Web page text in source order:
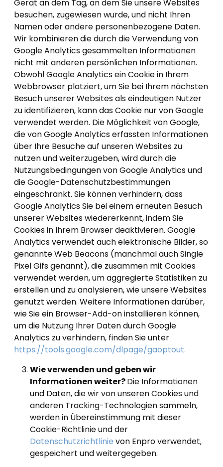
Gerät an dem Tag, an dem Sie unsere Websites
besuchen, zugewiesen wurde, und nicht Ihren
Namen oder andere personenbezogene Daten.
Wir kombinieren die durch die Verwendung von
Google Analytics gesammelten Informationen
nicht mit anderen persönlichen Informationen.
Obwohl Google Analytics ein Cookie in Ihrem
Webbrowser platziert, um Sie bei Ihrem nächsten
Besuch unserer Websites als eindeutigen Nutzer
zu identifizieren, kann das Cookie nur von Google
verwendet werden. Die Möglichkeit von Google,
die von Google Analytics erfassten Informationen
über Ihre Besuche auf unseren Websites zu
nutzen und weiterzugeben, wird durch die
Nutzungsbedingungen von Google Analytics und
die Google-Datenschutzbestimmungen
eingeschränkt. Sie können verhindern, dass
Google Analytics Sie bei einem erneuten Besuch
unserer Websites wiedererkennt, indem Sie
Cookies in Ihrem Browser deaktivieren. Google
Analytics verwendet auch elektronische Bilder, so
genannte Web Beacons (manchmal auch Single
Pixel Gifs genannt), die zusammen mit Cookies
verwendet werden, um aggregierte Statistiken zu
erstellen und zu analysieren, wie unsere Websites
genutzt werden. Weitere Informationen darüber,
wie Sie ein Browser-Add-on installieren können,
um die Nutzung Ihrer Daten durch Google
Analytics zu verhindern, finden Sie unter
https://tools.google.com/dlpage/gaoptout.
Wie verwenden und geben wir
Informationen weiter?Die Informationen
und Daten, die wir von unseren Cookies und
anderen Tracking-Technologien sammeln,
werden in Übereinstimmung mit dieser
Cookie-Richtlinie und der
Datenschutzrichtlinie von Enpro verwendet,
gespeichert und weitergegeben.